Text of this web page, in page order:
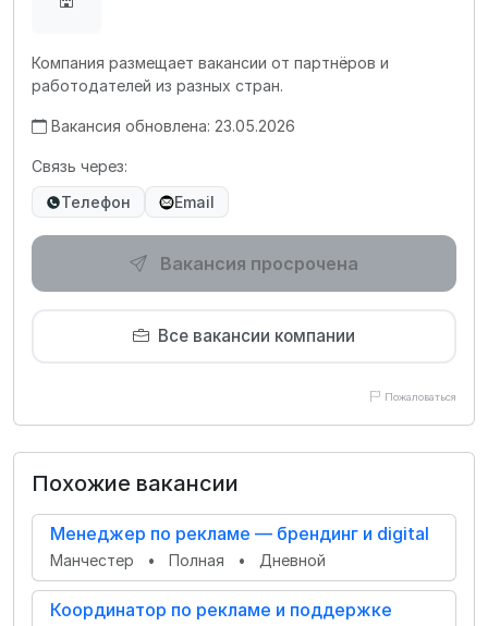
Компания размещает вакансии от партнёров и
работодателей из разных стран.
Вакансия обновлена: 23.05.2026
Связь через:
Телефон
Email
Вакансия просрочена
Все вакансии компании
Пожаловаться
Похожие вакансии
Менеджер по рекламе — брендинг и digital
Манчестер • Полная • Дневной
Координатор по рекламе и поддержке